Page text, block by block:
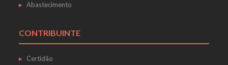
Abastecimento
CONTRIBUINTE
Certidão